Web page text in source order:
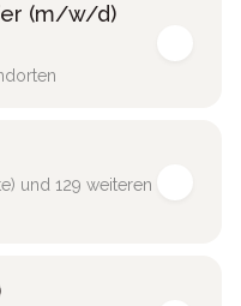
(m/w/d)
und 129 weiteren